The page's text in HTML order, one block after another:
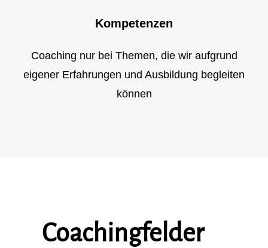
Kompetenzen
Coaching nur bei Themen, die wir aufgrund
eigener Erfahrungen und Ausbildung begleiten
können
Coachingfelder